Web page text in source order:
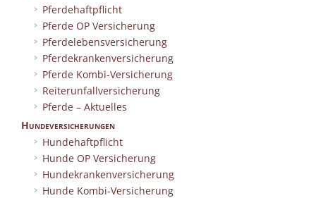
Pferdehaftpflicht
Pferde OP Versicherung
Pferdelebensversicherung
Pferdekrankenversicherung
Pferde Kombi-Versicherung
Reiterunfallversicherung
Pferde – Aktuelles
Hundeversicherungen
Hundehaftpflicht
Hunde OP Versicherung
Hundekrankenversicherung
Hunde Kombi-Versicherung